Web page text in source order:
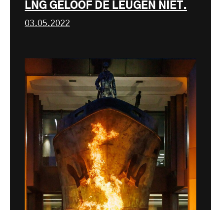
LNG GELOOF DE LEUGEN NIET.
03.05.2022